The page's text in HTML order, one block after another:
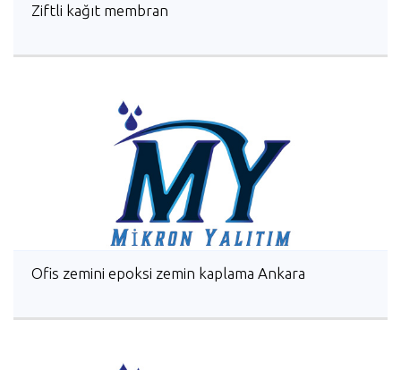
Ziftli kağıt membran
Ofis zemini epoksi zemin kaplama Ankara